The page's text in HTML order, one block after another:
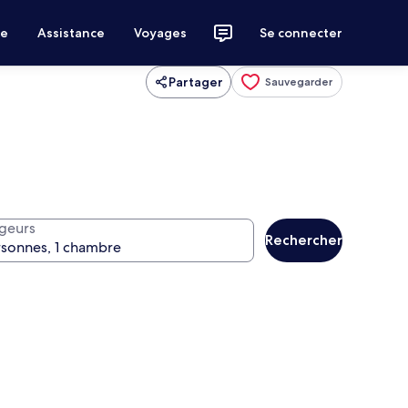
Assistance Voyages Se connecter
Partager Sauvegarder
Rechercher